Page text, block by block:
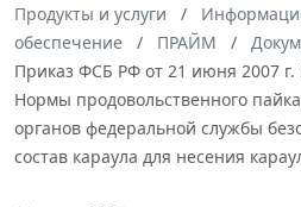
Продукты и услуги
обеспечение
ПРАЙМ
Приказ ФСБ РФ от 21 июня 2007
Нормы продовольственного
органов федеральной службы
состав караула для несения